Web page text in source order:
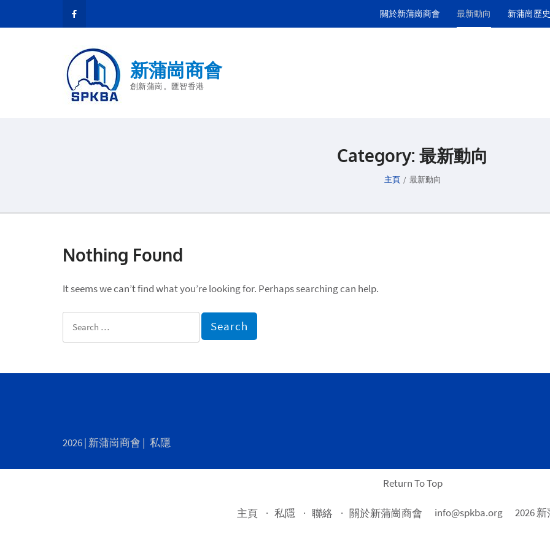
關於新蒲崗商會 最新動向 新蒲崗歷史
新蒲崗商會
創新蒲崗。匯智香港
Category: 最新動向
主頁 / 最新動向
Nothing Found
It seems we can’t find what you’re looking for. Perhaps searching can help.
2026 | 新蒲崗商會 | 私隱
Return To Top
主頁 私隱 聯絡 關於新蒲崗商會 info@spkba.org 2026